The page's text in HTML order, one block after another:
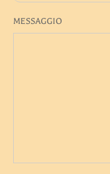
MESSAGGIO